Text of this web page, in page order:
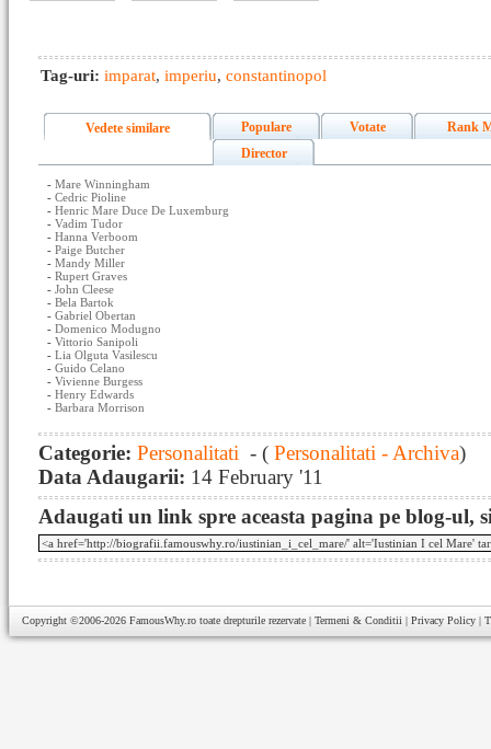
Tag-uri: imparat, imperiu, constantinopol
Vedete similare Populare Votate
Rank
Director
- Mare Winningham
- Cedric Pioline
- Henric Mare Duce De Luxemburg
- Vadim Tudor
- Hanna Verboom
- Paige Butcher
- Mandy Miller
- Rupert Graves
- John Cleese
- Bela Bartok
- Gabriel Obertan
- Domenico Modugno
- Vittorio Sanipoli
- Lia Olguta Vasilescu
- Guido Celano
- Vivienne Burgess
- Henry Edwards
- Barbara Morrison
Categorie: Personalitati - ( Personalitati - Archiva)
Data Adaugarii: 14 February '11
Adaugati un link spre aceasta pagina pe blog-ul,
Copyright ©2006-2026 FamousWhy.ro toate drepturile rezervate | Termeni & Conditii | Privacy Policy |